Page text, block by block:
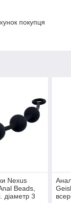
покупця
Nexus
Beads,
діаметр 3